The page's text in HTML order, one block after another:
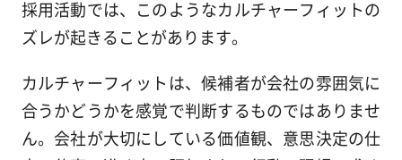
採用活動では、このようなカルチャーフィットの
ズレが起きることがあります。
カルチャーフィットは、候補者が会社の雰囲気に
合うかどうかを感覚で判断するものではありませ
ん。会社が大切にしている価値観、意思決定の仕